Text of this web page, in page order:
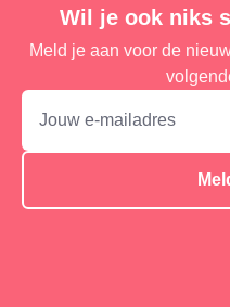
Wil je ook niks
Meld je aan voor de